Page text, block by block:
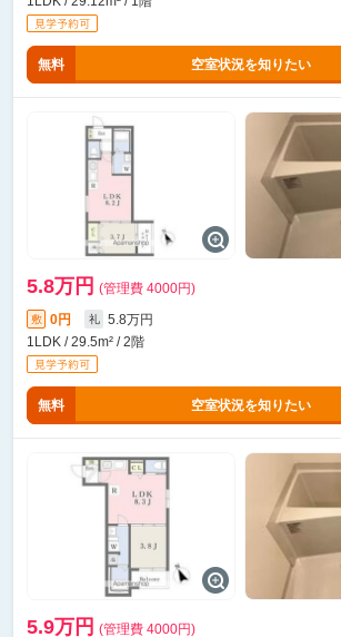
無料 空室状況を知りたい
5.8万円 (管理費 4000円)
敷 0円 礼
5.8万円
1LDK / 29.5m² / 2階
無料 空室状況を知りたい
5.9万円 (管理費 4000円)